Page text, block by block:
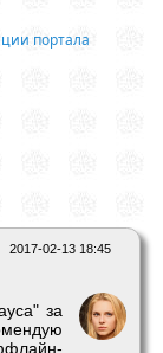
портала
2017-02-13 18:45
за